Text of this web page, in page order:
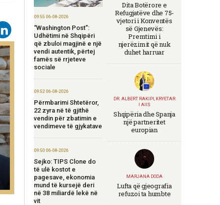
09:55 06-08-2026
“Washington Post”:
Udhëtimi në Shqipëri
që zbuloi magjinë e një
vendi autentik, përtej
famës së rrjeteve
sociale
09:52 06-08-2026
Përmbarimi Shtetëror,
22 zyra në të gjithë
vendin për zbatimin e
vendimeve të gjykatave
09:50 06-08-2026
Sejko: TIPS Clone do
të ulë kostot e
pagesave, ekonomia
mund të kursejë deri
në 38 miliardë lekë në
vit
Dita Botërore e
Refugjatëve dhe 75-
vjetori i Konventës
së Gjenevës:
Premtimi i
njerëzimit që nuk
duhet harruar
DR. ALBERT RAKIPI, KRYETAR
I AIIS
Shqipëria dhe Spanja
një partneritet
europian
MARJANA DODA
Lufta që gjeografia
refuzoi ta humbte